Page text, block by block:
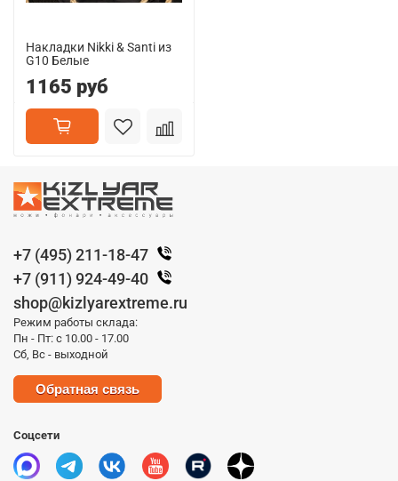
Накладки Nikki & Santi из
G10 Белые
1165 руб
+7 (495) 211-18-47
+7 (911) 924-49-40
shop@kizlyarextreme.ru
Режим работы склада:
Пн - Пт: с 10.00 - 17.00
Сб, Вс - выходной
Обратная связь
Соцсети